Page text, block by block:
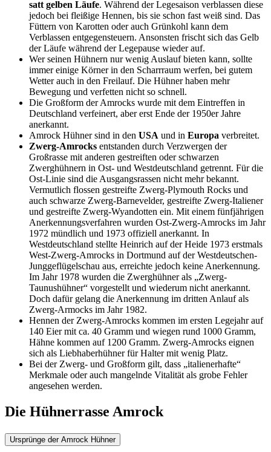
satt gelben Läufe. Während der Legesaison verblassen diese
jedoch bei fleißige Hennen, bis sie schon fast weiß sind. Das
Füttern von Karotten oder auch Grünkohl kann dem
Verblassen entgegensteuern. Ansonsten frischt sich das Gelb
der Läufe während der Legepause wieder auf.
Wer seinen Hühnern nur wenig Auslauf bieten kann, sollte
immer einige Körner in den Scharrraum werfen, bei gutem
Wetter auch in den Freilauf. Die Hühner haben mehr
Bewegung und verfetten nicht so schnell.
Die Großform der Amrocks wurde mit dem Eintreffen in
Deutschland verfeinert, aber erst Ende der 1950er Jahre
anerkannt.
Amrock Hühner sind in den USA und in Europa verbreitet.
Zwerg-Amrocks entstanden durch Verzwergen der
Großrasse mit anderen gestreiften oder schwarzen
Zwerghühnern in Ost- und Westdeutschland getrennt. Für die
Ost-Linie sind die Ausgangsrassen nicht mehr bekannt.
Vermutlich flossen gestreifte Zwerg-Plymouth Rocks und
auch schwarze Zwerg-Barnevelder, gestreifte Zwerg-Italiener
und gestreifte Zwerg-Wyandotten ein. Mit einem fünfjährigen
Anerkennungsverfahren wurden Ost-Zwerg-Amrocks im Jahr
1972 mündlich und 1973 offiziell anerkannt. In
Westdeutschland stellte Heinrich auf der Heide 1973 erstmals
West-Zwerg-Amrocks in Dortmund auf der Westdeutschen-
Junggeflügelschau aus, erreichte jedoch keine Anerkennung.
Im Jahr 1978 wurden die Zwerghühner als „Zwerg-
Taunushühner“ vorgestellt und wiederum nicht anerkannt.
Doch dafür gelang die Anerkennung im dritten Anlauf als
Zwerg-Armocks im Jahr 1982.
Hennen der Zwerg-Amrocks kommen im ersten Legejahr auf
140 Eier mit ca. 40 Gramm und wiegen rund 1000 Gramm,
Hähne kommen auf 1200 Gramm. Zwerg-Amrocks eignen
sich als Liebhaberhühner für Halter mit wenig Platz.
Bei der Zwerg- und Großform gilt, dass „italienerhafte“
Merkmale oder auch mangelnde Vitalität als grobe Fehler
angesehen werden.
Die Hühnerrasse Amrock
Ursprünge der Amrock Hühner